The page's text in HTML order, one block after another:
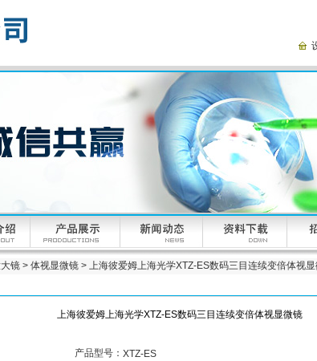
镜 > 体视显微镜 > 上海彼爱姆上海光学XTZ-ES数码三目连续变倍体视
上海彼爱姆上海光学XTZ-ES数码三目连续变倍体视显微镜
产品型号： XTZ-ES